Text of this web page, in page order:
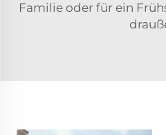
Familie oder für ein